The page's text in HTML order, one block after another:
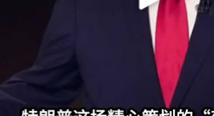
被一条街帮助的“煎饼叔叔”去世
男子出狱前8天被改判死缓
蜜雪冰城员工抽烟收银 门店现已停业
为鼓励女儿 41岁妈妈考上985研究生